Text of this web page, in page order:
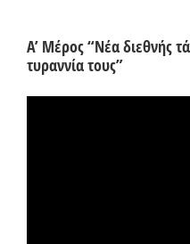
Α’ Μέρος “Νέα διεθνής
τυραννία τους”